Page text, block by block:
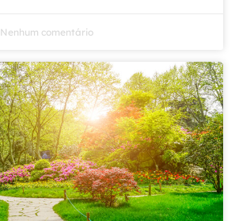
Nenhum comentário